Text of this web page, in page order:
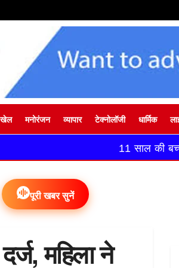
खेल मनोरंजन व्यापार टेक्नोलॉजी धार्मिक
11 साल की बच्ची बनी
पूरी खबर सुनें
महिला ने